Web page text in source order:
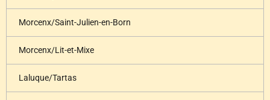
Morcenx/Saint-Julien-en-Born
Morcenx/Lit-et-Mixe
Laluque/Tartas